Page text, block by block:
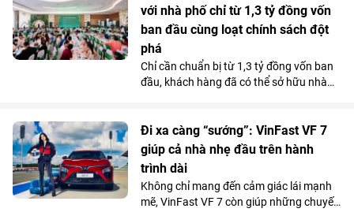
khai hơn 30 công trình môi trường cộng
đồng tại 11 tỉnh, thành phố, góp phần cải
thiện điều kiện sống, bảo vệ môi trường
và mang lại lợi ích cho hơn 100.000
người dân trên cả nước.
với nhà phố chỉ từ 1,3 tỷ đồng vốn
ban đầu cùng loạt chính sách đột
phá
Chỉ cần chuẩn bị từ 1,3 tỷ đồng vốn ban
đầu, khách hàng đã có thể sở hữu nhà
tâm cùng chính sách hỗ trợ lãi suất tốt
bậc nhất thị trường từ chủ đầu tư đang
giúp dự án thu hút người mua ở thực lẫn
nhà đầu tư tìm kiếm sản phẩm có khả
năng khai thác kinh doanh và tăng giá
lâu dài.
Đi xa càng “sướng”: VinFast VF 7
giúp cả nhà nhẹ đầu trên hành
trình dài
Không chỉ mang đến cảm giác lái mạnh
mẽ, VinFast VF 7 còn giúp những chuyến